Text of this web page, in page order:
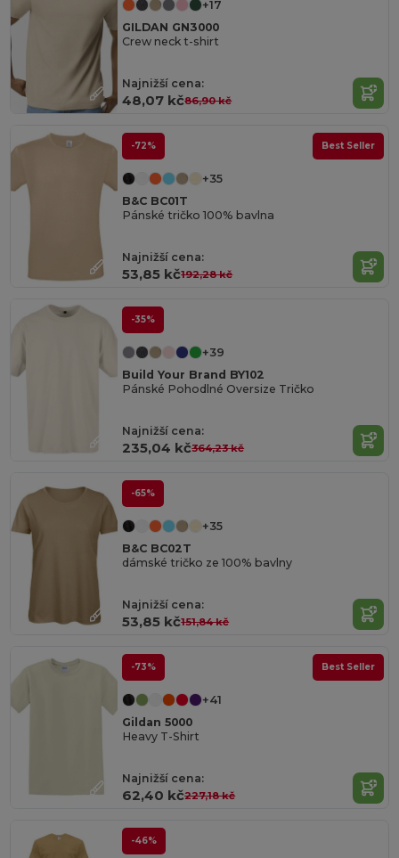
+17
GILDAN GN3000
Crew neck t-shirt
Najnižší cena:
48,07 kč86,90 kč
-72% Best Seller
+35
B&C BC01T
Pánské tričko 100% bavlna
Najnižší cena:
53,85 kč192,28 kč
-35%
+39
Build Your Brand BY102
Pánské Pohodlné Oversize Tričko
Najnižší cena:
235,04 kč364,23 kč
-65%
+35
B&C BC02T
dámské tričko ze 100% bavlny
Najnižší cena:
53,85 kč151,84 kč
-73% Best Seller
+41
Gildan 5000
Heavy T-Shirt
Najnižší cena:
62,40 kč227,18 kč
-46%